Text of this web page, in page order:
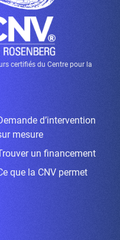
certifiés du Centre pour la
d’intervention
mesure
un financement
que la CNV permet